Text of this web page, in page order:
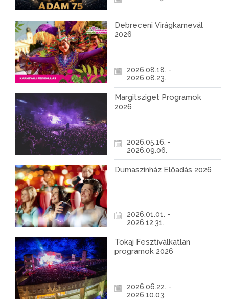
Debreceni Virágkarnevál
2026
2026.08.18. -
2026.08.23.
Margitsziget Programok
2026
2026.05.16. -
2026.09.06.
Dumaszínház Előadás 2026
2026.01.01. -
2026.12.31.
Tokaj Fesztiválkatlan
programok 2026
2026.06.22. -
2026.10.03.